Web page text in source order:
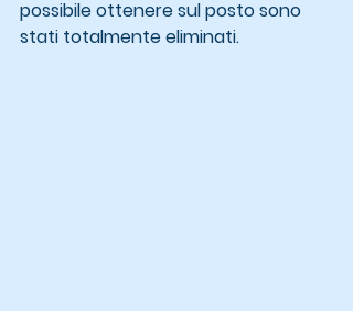
possibile ottenere sul posto sono
stati totalmente eliminati.